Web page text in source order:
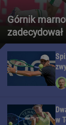
Górnik
zadecydował
w